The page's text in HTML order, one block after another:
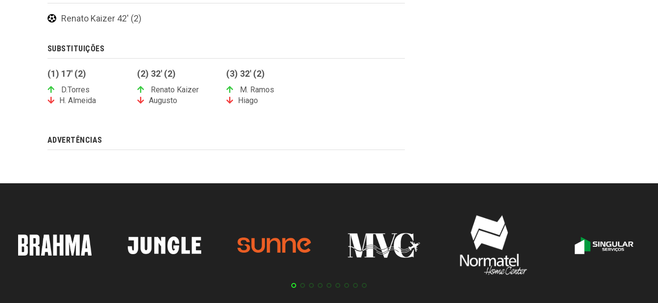
Renato Kaizer 42' (2)
SUBSTITUIÇÕES
(1) 17' (2)
D.Torres
H. Almeida
(2) 32' (2)
Renato Kaizer
Augusto
(3) 32' (2)
M. Ramos
Hiago
ADVERTÊNCIAS